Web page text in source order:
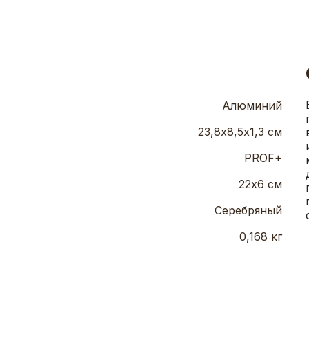
Алюминий
23,8х8,5х1,3 см
PROF+
22х6 см
Серебряный
0,168 кг